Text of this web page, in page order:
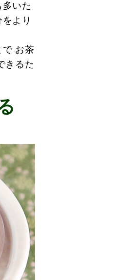
いた
より
で お茶
きるた